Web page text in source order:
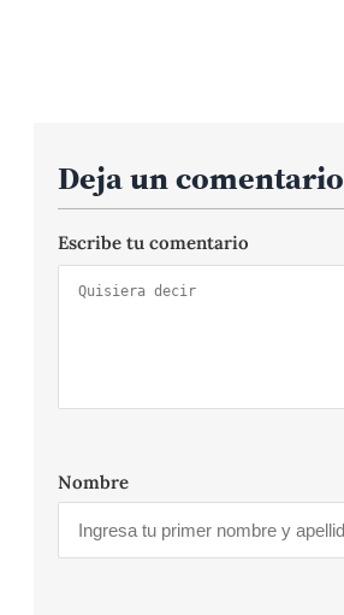
Deja un comentario
Escribe tu comentario
Nombre